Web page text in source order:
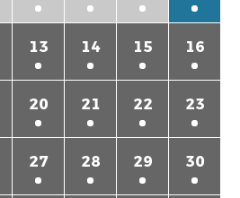
13 14 15 16
20 21 22 23
27 28 29 30